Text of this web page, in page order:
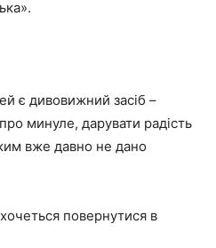
є дивовижний засіб –
минуле, дарувати радість
вже давно не дано
повернутися в